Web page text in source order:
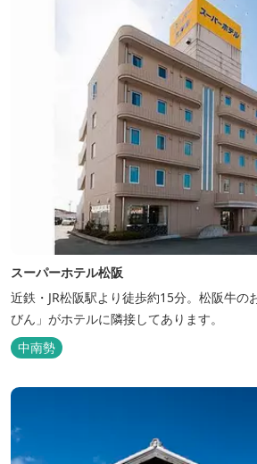
スーパーホテル松阪
近鉄・JR松阪駅より徒歩約15分。松阪牛の
びん」がホテルに隣接してあります。
中南勢